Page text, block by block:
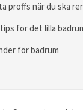
proffs när du ska
för det lilla
för badrum